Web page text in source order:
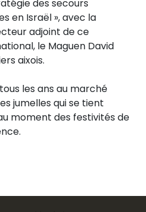
des secours
en Israël », avec la
adjoint de ce
le Maguen David
aixois.
les ans au marché
jumelles qui se tient
moment des festivités de